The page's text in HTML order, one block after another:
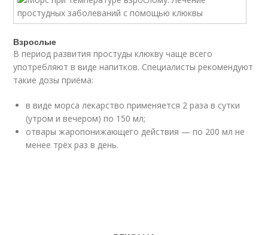
Взрослые
В период развития простуды клюкву чаще всего
употребляют в виде напитков. Специалисты рекомендуют
такие дозы приёма:
в виде морса лекарство применяется 2 раза в сутки
(утром и вечером) по 150 мл;
отвары жаропонижающего действия — по 200 мл не
менее трёх раз в день.